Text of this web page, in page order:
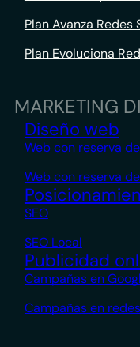
Plan Avanza Redes
Plan Evoluciona
MARKETING
Diseño web
Web con reserva
Web con reserva
SEO
SEO Local
Publicidad
Campañas en
Campañas en